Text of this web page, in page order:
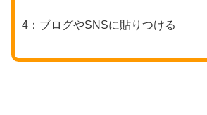
4：ブログやSNSに貼りつける